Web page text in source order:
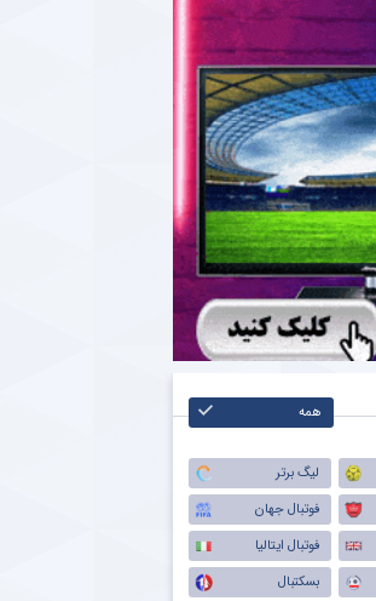
همه
لیگ برتر
فوتبال جهان
فوتبال ایتالیا
بسکتبال